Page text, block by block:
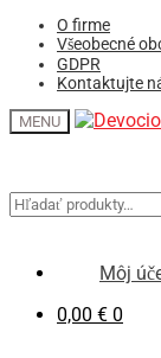
O firme
Všeobecné
GDPR
Kontaktujte
MENU
Hľadať:
Môj
0,00 € 0
Hľadať: